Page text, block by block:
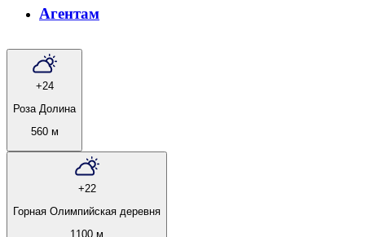
Агентам
+24
Роза Долина
560 м
+22
Горная Олимпийская деревня
1100 м